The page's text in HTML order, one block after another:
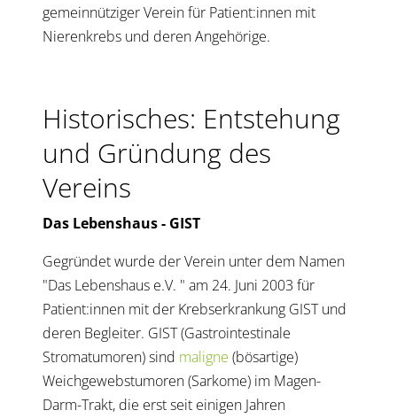
gemeinnütziger Verein für Patient:innen mit
Nierenkrebs und deren Angehörige.
Historisches: Entstehung
und Gründung des
Vereins
Das Lebenshaus - GIST
Gegründet wurde der Verein unter dem Namen
"Das Lebenshaus e.V. " am 24. Juni 2003 für
Patient:innen mit der Krebserkrankung GIST und
deren Begleiter. GIST (Gastrointestinale
Stromatumoren) sind maligne (bösartige)
Weichgewebstumoren (Sarkome) im Magen-
Darm-Trakt, die erst seit einigen Jahren